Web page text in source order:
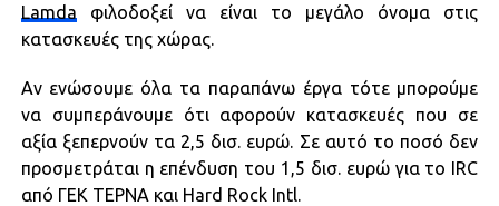
Lamda φιλοδοξεί να είναι το μεγάλο όνομα στις
κατασκευές της χώρας.
Αν ενώσουμε όλα τα παραπάνω έργα τότε μπορούμε
να συμπεράνουμε ότι αφορούν κατασκευές που σε
αξία ξεπερνούν τα 2,5 δισ. ευρώ. Σε αυτό το ποσό δεν
προσμετράται η επένδυση του 1,5 δισ. ευρώ για το IRC
από ΓΕΚ ΤΕΡΝΑ και Hard Rock Intl.